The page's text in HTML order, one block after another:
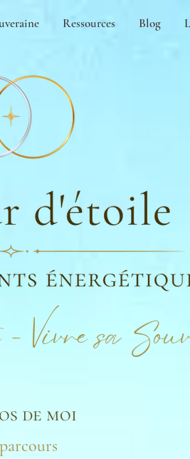
Ressources Blog
sa
de moi